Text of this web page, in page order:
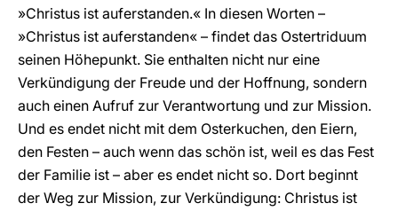
»Christus ist auferstanden.« In diesen Worten –
»Christus ist auferstanden« – findet das Ostertriduum
seinen Höhepunkt. Sie enthalten nicht nur eine
Verkündigung der Freude und der Hoffnung, sondern
auch einen Aufruf zur Verantwortung und zur Mission.
Und es endet nicht mit dem Osterkuchen, den Eiern,
den Festen – auch wenn das schön ist, weil es das Fest
der Familie ist – aber es endet nicht so. Dort beginnt
der Weg zur Mission, zur Verkündigung: Christus ist